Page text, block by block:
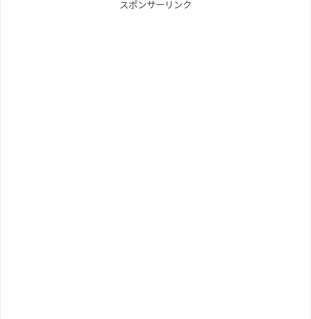
スポンサーリンク